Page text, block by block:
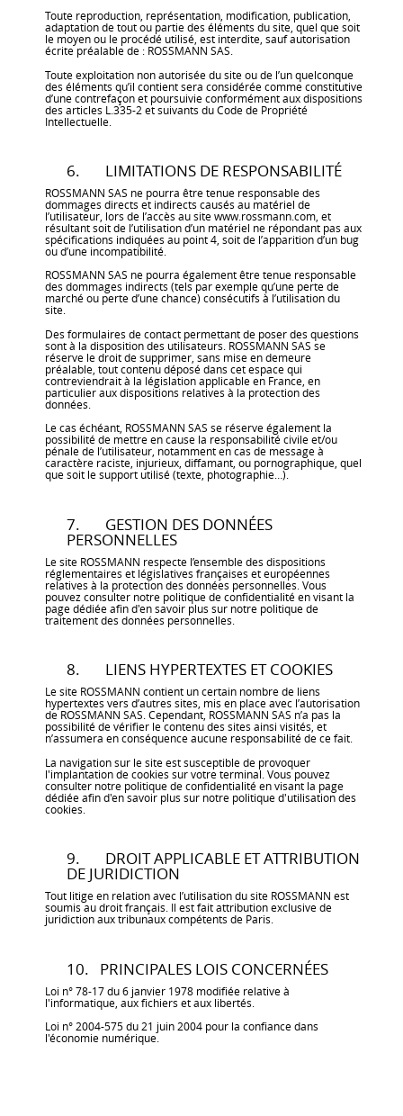
Toute reproduction, représentation, modification, publication,
adaptation de tout ou partie des éléments du site, quel que soit
le moyen ou le procédé utilisé, est interdite, sauf autorisation
écrite préalable de : ROSSMANN SAS.
Toute exploitation non autorisée du site ou de l’un quelconque
des éléments qu’il contient sera considérée comme constitutive
d’une contrefaçon et poursuivie conformément aux dispositions
des articles L.335-2 et suivants du Code de Propriété
Intellectuelle.
6. LIMITATIONS DE RESPONSABILITÉ
ROSSMANN SAS ne pourra être tenue responsable des
dommages directs et indirects causés au matériel de
l’utilisateur, lors de l’accès au site www.rossmann.com, et
résultant soit de l’utilisation d’un matériel ne répondant pas aux
spécifications indiquées au point 4, soit de l’apparition d’un bug
ou d’une incompatibilité.
ROSSMANN SAS ne pourra également être tenue responsable
des dommages indirects (tels par exemple qu’une perte de
marché ou perte d’une chance) consécutifs à l’utilisation du
site.
Des formulaires de contact permettant de poser des questions
sont à la disposition des utilisateurs. ROSSMANN SAS se
réserve le droit de supprimer, sans mise en demeure
préalable, tout contenu déposé dans cet espace qui
contreviendrait à la législation applicable en France, en
particulier aux dispositions relatives à la protection des
données.
Le cas échéant, ROSSMANN SAS se réserve également la
possibilité de mettre en cause la responsabilité civile et/ou
pénale de l’utilisateur, notamment en cas de message à
caractère raciste, injurieux, diffamant, ou pornographique, quel
que soit le support utilisé (texte, photographie…).
7. GESTION DES DONNÉES
PERSONNELLES
Le site ROSSMANN respecte l’ensemble des dispositions
réglementaires et législatives françaises et européennes
relatives à la protection des données personnelles. Vous
pouvez consulter notre politique de confidentialité en visant la
page dédiée afin d'en savoir plus sur notre politique de
traitement des données personnelles.
8. LIENS HYPERTEXTES ET COOKIES
Le site ROSSMANN contient un certain nombre de liens
hypertextes vers d’autres sites, mis en place avec l’autorisation
de ROSSMANN SAS. Cependant, ROSSMANN SAS n’a pas la
possibilité de vérifier le contenu des sites ainsi visités, et
n’assumera en conséquence aucune responsabilité de ce fait.
La navigation sur le site est susceptible de provoquer
l'implantation de cookies sur votre terminal. Vous pouvez
consulter notre politique de confidentialité en visant la page
dédiée afin d'en savoir plus sur notre politique d'utilisation des
cookies.
9. DROIT APPLICABLE ET ATTRIBUTION
DE JURIDICTION
Tout litige en relation avec l’utilisation du site ROSSMANN est
soumis au droit français. Il est fait attribution exclusive de
juridiction aux tribunaux compétents de Paris.
10. PRINCIPALES LOIS CONCERNÉES
Loi n° 78-17 du 6 janvier 1978 modifiée relative à
l'informatique, aux fichiers et aux libertés.
Loi n° 2004-575 du 21 juin 2004 pour la confiance dans
l'économie numérique.